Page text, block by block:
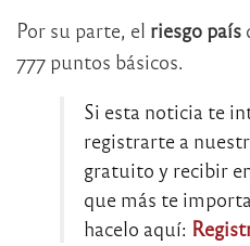
Por su parte, el riesgo país
777 puntos básicos.
Si esta noticia te
registrarte a
gratuito y recibir
que más te
hacelo aquí: